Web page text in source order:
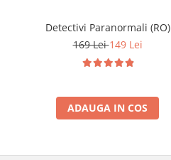
Detectivi Paranormali (RO)
169 Lei149 Lei
ADAUGA IN COS